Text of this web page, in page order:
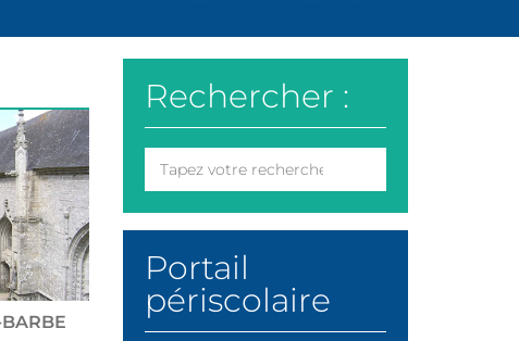
Rechercher :
Portail
périscolaire